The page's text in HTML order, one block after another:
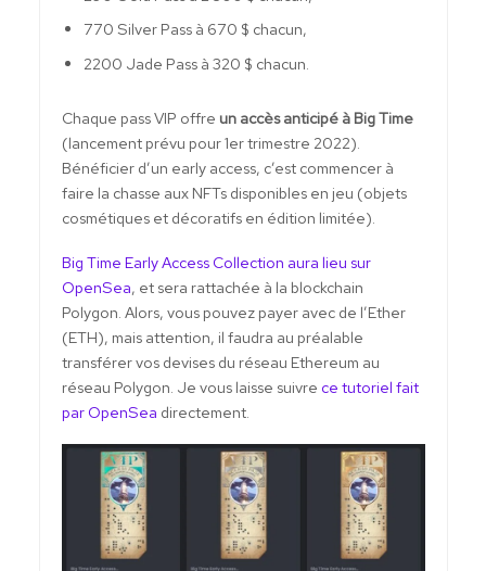
770 Silver Pass à 670 $ chacun,
2200 Jade Pass à 320 $ chacun.
Chaque pass VIP offre un accès anticipé à Big Time
(lancement prévu pour 1er trimestre 2022).
Bénéficier d’un early access, c’est commencer à
faire la chasse aux NFTs disponibles en jeu (objets
cosmétiques et décoratifs en édition limitée).
Big Time Early Access Collection aura lieu sur
OpenSea, et sera rattachée à la blockchain
Polygon. Alors, vous pouvez payer avec de l’Ether
(ETH), mais attention, il faudra au préalable
transférer vos devises du réseau Ethereum au
réseau Polygon. Je vous laisse suivre ce tutoriel fait
par OpenSea directement.